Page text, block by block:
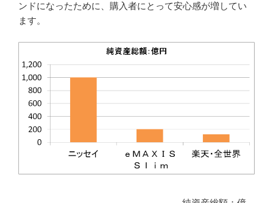
ンドになったために、購入者にとって安心感が増してい
ます。